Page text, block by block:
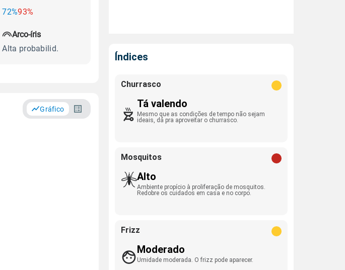
72%93%
Arco-íris
Alta probabilid.
Gráfico
Índices
Churrasco
Tá valendo
Mesmo que as condições de tempo não sejam
ideais, dá pra aproveitar o churrasco.
Mosquitos
Alto
Ambiente propício à proliferação de mosquitos.
Redobre os cuidados em casa e no corpo.
Frizz
Moderado
Umidade moderada. O frizz pode aparecer.